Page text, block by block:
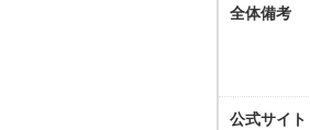
全体備考
公式サイト